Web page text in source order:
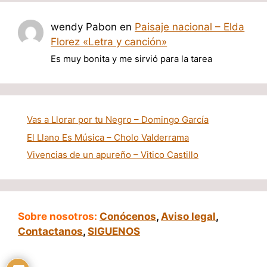
wendy Pabon en Paisaje nacional – Elda
Florez «Letra y canción»
Es muy bonita y me sirvió para la tarea
Vas a Llorar por tu Negro – Domingo García
El Llano Es Música – Cholo Valderrama
Vivencias de un apureño – Vitico Castillo
Sobre nosotros: Conócenos, Aviso legal,
Contactanos, SIGUENOS